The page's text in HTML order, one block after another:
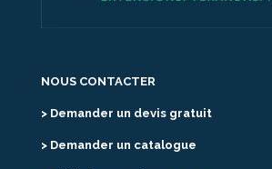
NOUS CONTACTER
> Demander un devis gratuit
> Demander un catalogue